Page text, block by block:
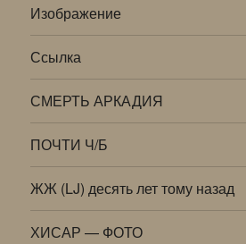
Изображение
Ссылка
СМЕРТЬ АРКАДИЯ
ПОЧТИ Ч/Б
ЖЖ (LJ) десять лет тому назад
ХИСАР — ФОТО